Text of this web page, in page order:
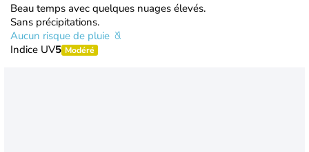
Beau temps avec quelques nuages élevés.
Sans précipitations.
Aucun risque de pluie
Indice UV5 Modéré